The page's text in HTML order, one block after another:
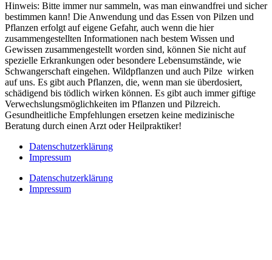
Hinweis: Bitte immer nur sammeln, was man einwandfrei und sicher
bestimmen kann! Die Anwendung und das Essen von Pilzen und
Pflanzen erfolgt auf eigene Gefahr, auch wenn die hier
zusammengestellten Informationen nach bestem Wissen und
Gewissen zusammengestellt worden sind, können Sie nicht auf
spezielle Erkrankungen oder besondere Lebensumstände, wie
Schwangerschaft eingehen. Wildpflanzen und auch Pilze wirken
auf uns. Es gibt auch Pflanzen, die, wenn man sie überdosiert,
schädigend bis tödlich wirken können. Es gibt auch immer giftige
Verwechslungsmöglichkeiten im Pflanzen und Pilzreich.
Gesundheitliche Empfehlungen ersetzen keine medizinische
Beratung durch einen Arzt oder Heilpraktiker!
Datenschutzerklärung
Impressum
Datenschutzerklärung
Impressum